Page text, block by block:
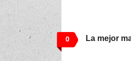
0 La mejor